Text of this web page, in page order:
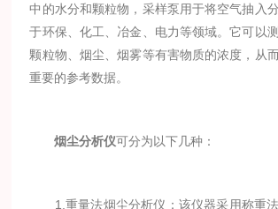
中的水分和颗粒物，采样泵用于将空气抽入
于环保、化工、冶金、电力等领域。它可以
颗粒物、烟尘、烟雾等有害物质的浓度，从
重要的参考数据。
烟尘分析仪可分为以下几种：
1.重量法烟尘分析仪：该仪器采用称重